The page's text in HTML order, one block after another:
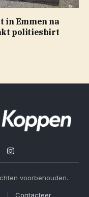
in Emmen na
politieshirt
Instagram
voorbehouden.
Contacteer